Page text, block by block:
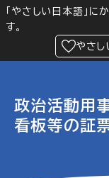
「やさしい日本語」に
す。
やさし
政治活動用
看板等の証